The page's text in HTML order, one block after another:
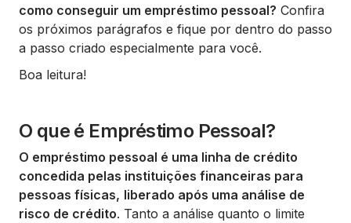
como conseguir um empréstimo pessoal? Confira
os próximos parágrafos e fique por dentro do passo
a passo criado especialmente para você.
Boa leitura!
O que é Empréstimo Pessoal?
O empréstimo pessoal é uma linha de crédito
concedida pelas instituições financeiras para
pessoas físicas, liberado após uma análise de
risco de crédito. Tanto a análise quanto o limite